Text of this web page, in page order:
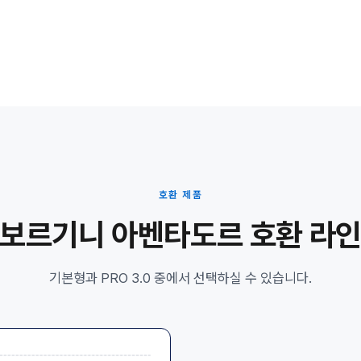
호환 제품
르기니 아벤타도르 호환 라
기본형과 PRO 3.0 중에서 선택하실 수 있습니다.